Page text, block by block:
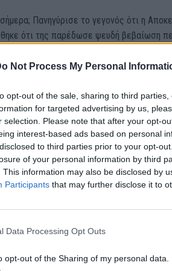
Not Process My Personal
opt-out of the sale, sharing to third
for targeted advertising by us,
selection. Please note that after your opt-
interest-based ads based on personal
to third parties prior to your opt-
of your personal information by third
This information may also be disclosed by
Participants that may further disclose it to
Data Processing Opt Outs
opt-out of the Sharing of my personal data.
Πανηγύρισε το γεγονός ότι η
ότι της παρέδωσε ψευδή βεβαίωση
πέραν πάσης αμφισβήτησης. στην
πιρουέτες και τον χαρτοπόλεμο
Κω, σε μια προσπάθεια να θολώσει τα
του ΧΥΤΑ την έχει παραδεχθεί δημόσια
κυνικά αποκάλυψε ότι τα απορρίμματα
στον ΧΥΤΑ της Κω επειδή δεν διαθέτει
ίδιος προς τι το θέατρο του παραλόγου;
που το συνεχίζει εμμονικά, μεθοδικά,
του.